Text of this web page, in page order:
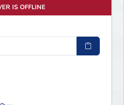
IS OFFLINE